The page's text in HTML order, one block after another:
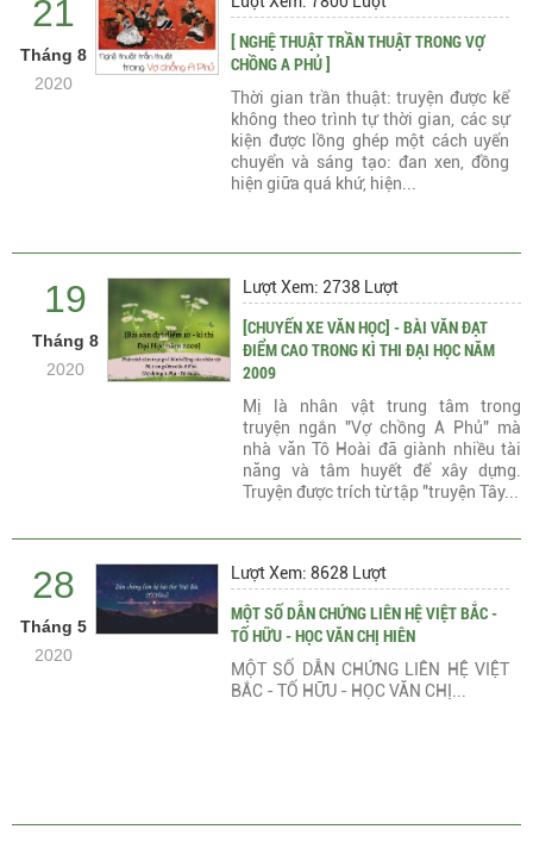
21
Tháng 8
2020
[ NGHỆ THUẬT TRẦN THUẬT TRONG VỢ
CHỒNG A PHỦ ]
Thời gian trần thuật: truyện được kể
không theo trình tự thời gian, các sự
kiện được lồng ghép một cách uyển
chuyển và sáng tạo: đan xen, đồng
hiện giữa quá khứ, hiện...
19
Tháng 8
2020
Lượt Xem: 2738 Lượt
[CHUYẾN XE VĂN HỌC] - BÀI VĂN ĐẠT
ĐIỂM CAO TRONG KÌ THI ĐẠI HỌC NĂM
2009
Mị là nhân vật trung tâm trong
truyện ngắn "Vợ chồng A Phủ" mà
nhà văn Tô Hoài đã giành nhiều tài
năng và tâm huyết để xây dựng.
Truyện được trích từ tập "truyện Tây...
28
Tháng 5
2020
Lượt Xem: 8628 Lượt
MỘT SỐ DẪN CHỨNG LIÊN HỆ VIỆT BẮC -
TỐ HỮU - HỌC VĂN CHỊ HIÊN
MỘT SỐ DẪN CHỨNG LIÊN HỆ VIỆT
BẮC - TỐ HỮU - HỌC VĂN CHỊ...